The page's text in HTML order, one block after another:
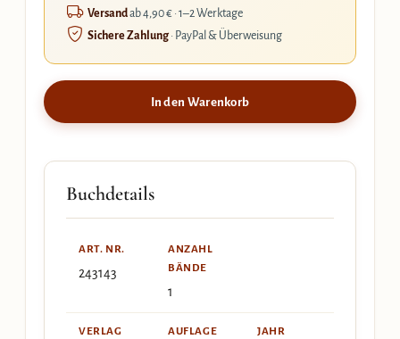
Versandab 4,90 € · 1–2 Werktage
Sichere Zahlung· PayPal & Überweisung
In den Warenkorb
Buchdetails
ART. NR.
243143
ANZAHL
BÄNDE
1
VERLAG AUFLAGE JAHR